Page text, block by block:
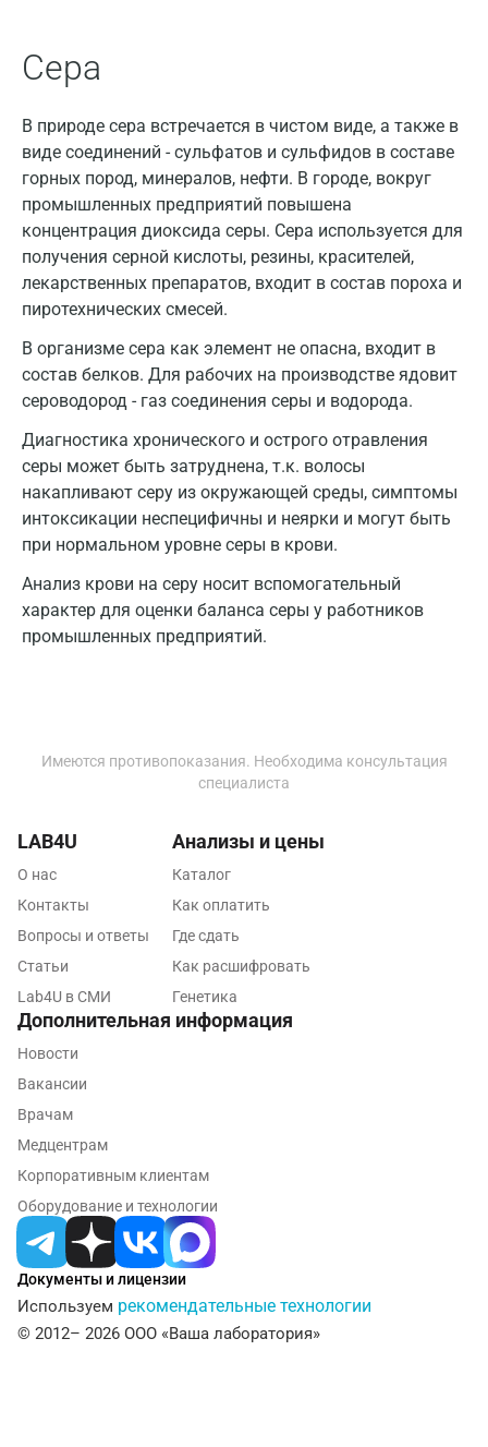
Сера
В природе сера встречается в чистом виде, а также в
виде соединений - сульфатов и сульфидов в составе
горных пород, минералов, нефти. В городе, вокруг
промышленных предприятий повышена
концентрация диоксида серы. Сера используется для
получения серной кислоты, резины, красителей,
лекарственных препаратов, входит в состав пороха и
пиротехнических смесей.
В организме сера как элемент не опасна, входит в
состав белков. Для рабочих на производстве ядовит
сероводород - газ соединения серы и водорода.
Диагностика хронического и острого отравления
серы может быть затруднена, т.к. волосы
накапливают серу из окружающей среды, симптомы
интоксикации неспецифичны и неярки и могут быть
при нормальном уровне серы в крови.
Анализ крови на серу носит вспомогательный
характер для оценки баланса серы у работников
промышленных предприятий.
Волжский
Воронеж
Всеволожск
Гатчина
Геленджик
Дзержинск
Дзержинский
Дмитров
Долгопрудный
Домодедово
Екатеринбург
Жуковский
Иваново
Ижевск
Калининград
Калуга
Кемерово
Ковров
Коломна
Королев
Кострома
Котельники
Красногорск
Имеются противопоказания. Необходима консультация
специалиста
Документы и лицензии
Используем рекомендательные технологии
© 2012– 2026 ООО «Ваша лаборатория»
LAB4U
О нас
Контакты
Вопросы и ответы
Статьи
Lab4U в СМИ
Анализы и цены
Каталог
Как оплатить
Где сдать
Как расшифровать
Генетика
Дополнительная информация
Новости
Вакансии
Врачам
Медцентрам
Корпоративным клиентам
Оборудование и технологии